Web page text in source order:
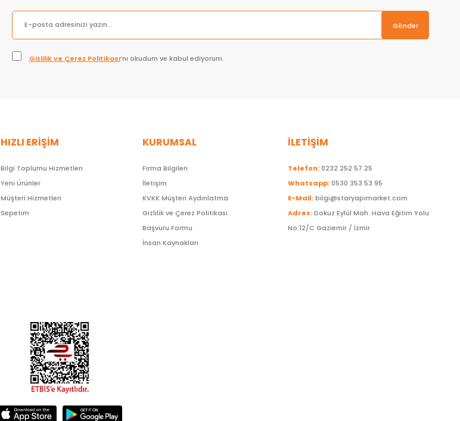
Gönder
Gizlilik ve Çerez Politikası’nı okudum ve kabul ediyorum.
HIZLI ERİŞİM
Bilgi Toplumu Hizmetleri
Yeni Ürünler
Müşteri Hizmetleri
Sepetim
KURUMSAL
Firma Bilgileri
İletişim
KVKK Müşteri Aydınlatma
Gizlilik ve Çerez Politikası
Başvuru Formu
İnsan Kaynakları
İLETİŞİM
Telefon:0232 252 57 25
Whatsapp:0530 353 53 95
E-Mail:bilgi@staryapimarket.com
Adres:Dokuz Eylül Mah. Hava Eğitim Yolu
No:12/C Gaziemir / İzmir